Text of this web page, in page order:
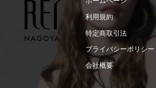
利用規約
特定商取引法
プライバシーポリシー
会社概要